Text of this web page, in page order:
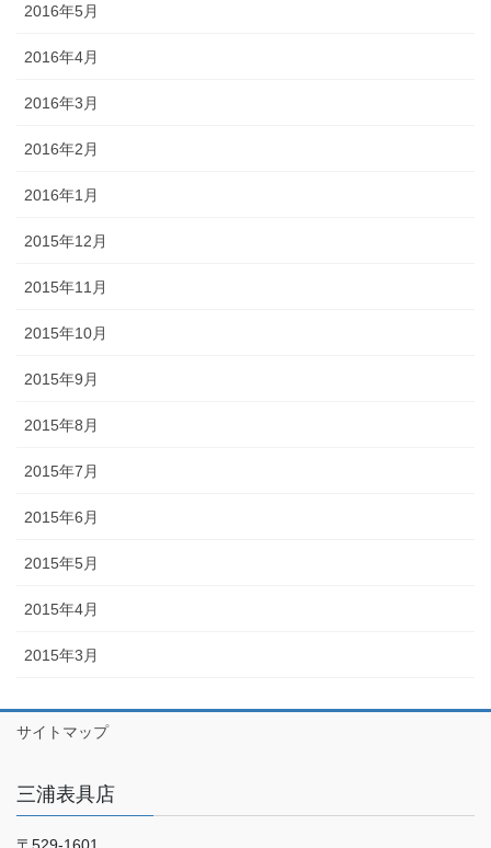
2016年5月
2016年4月
2016年3月
2016年2月
2016年1月
2015年12月
2015年11月
2015年10月
2015年9月
2015年8月
2015年7月
2015年6月
2015年5月
2015年4月
2015年3月
サイトマップ
三浦表具店
〒529-1601